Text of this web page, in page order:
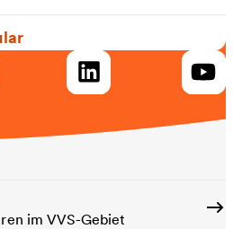
im VVS-Gebiet